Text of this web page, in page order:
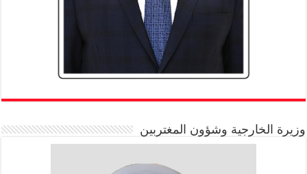
وزيرة الخارجية وشؤون المغتربين